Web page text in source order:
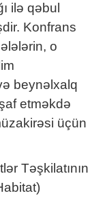
ilə qəbul
Konfrans
o
beynəlxalq
etməkdə
üçün
Təşkilatının